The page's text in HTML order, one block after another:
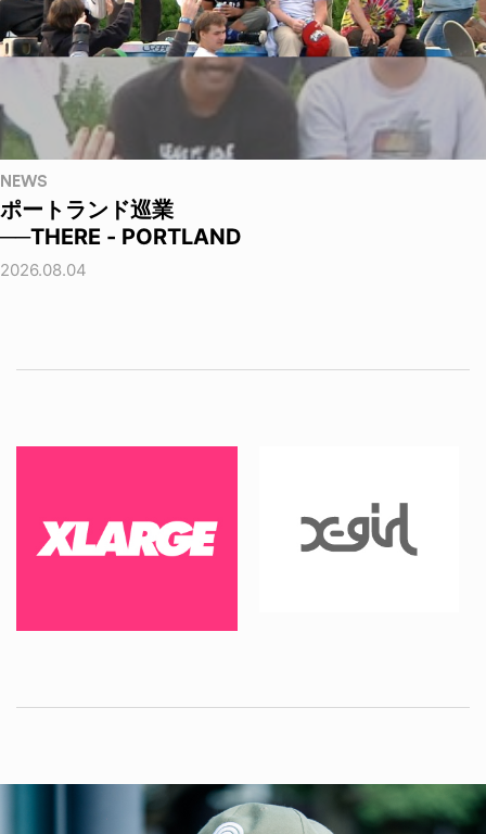
NEWS
ポートランド巡業
──THERE - PORTLAND
2026.08.04